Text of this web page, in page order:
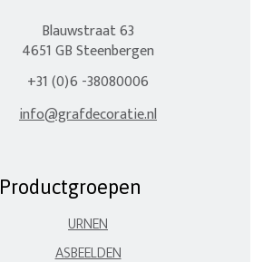
Blauwstraat 63
4651 GB Steenbergen
+31 (0)6 -38080006
info@grafdecoratie.nl
Productgroepen
URNEN
ASBEELDEN